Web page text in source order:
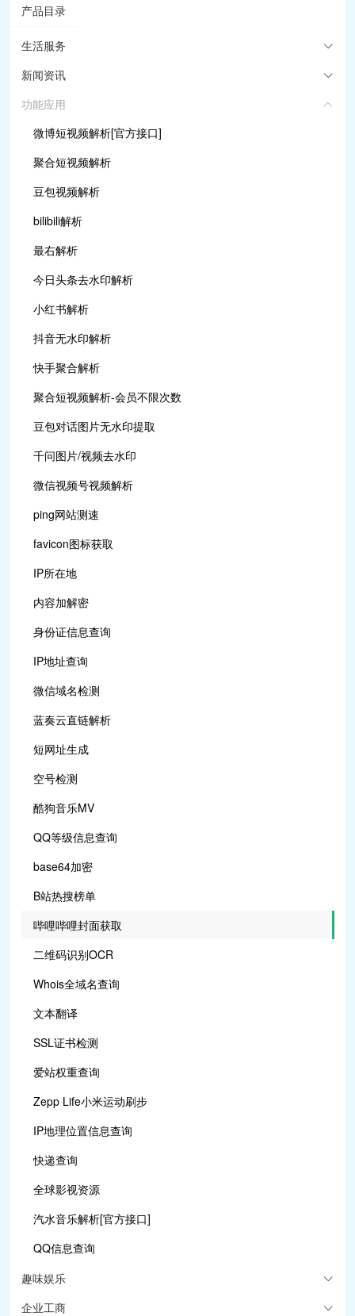
产品目录
生活服务
新闻资讯
功能应用
微博短视频解析[官方接口]
聚合短视频解析
豆包视频解析
bilibili解析
最右解析
今日头条去水印解析
小红书解析
抖音无水印解析
快手聚合解析
聚合短视频解析-会员不限次数
豆包对话图片无水印提取
千问图片/视频去水印
微信视频号视频解析
ping网站测速
favicon图标获取
IP所在地
内容加解密
身份证信息查询
IP地址查询
微信域名检测
蓝奏云直链解析
短网址生成
空号检测
酷狗音乐MV
QQ等级信息查询
base64加密
B站热搜榜单
哔哩哔哩封面获取
二维码识别OCR
Whois全域名查询
文本翻译
SSL证书检测
爱站权重查询
Zepp Life小米运动刷步
IP地理位置信息查询
快递查询
全球影视资源
汽水音乐解析[官方接口]
QQ信息查询
趣味娱乐
企业工商